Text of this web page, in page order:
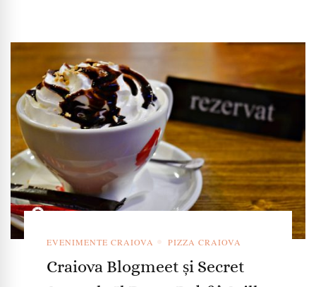
EVENIMENTE CRAIOVA PIZZA CRAIOVA
Craiova Blogmeet și Secret